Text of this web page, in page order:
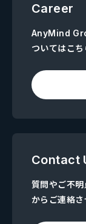
Career
AnyMind
ついてはこち
Contact
質問やご不
からご連絡さ